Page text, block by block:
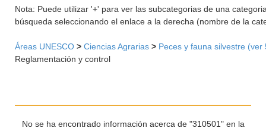
Nota: Puede utilizar '+' para ver las subcategorias de una
búsqueda seleccionando el enlace a la derecha (nombre de la
Áreas UNESCO > Ciencias Agrarias > Peces y fauna silvestre (ver
Reglamentación y control
No se ha encontrado información acerca de "310501" en la